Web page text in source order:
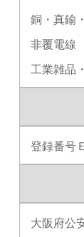
銅・真鍮
非覆電線
工業雑品
登録番号
大阪府公